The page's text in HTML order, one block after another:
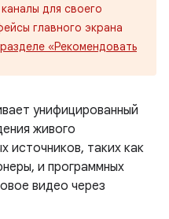
для своего
главного экрана
разделе «Рекомендовать
унифицированный
живого
источников, таких как
и программных
видео через